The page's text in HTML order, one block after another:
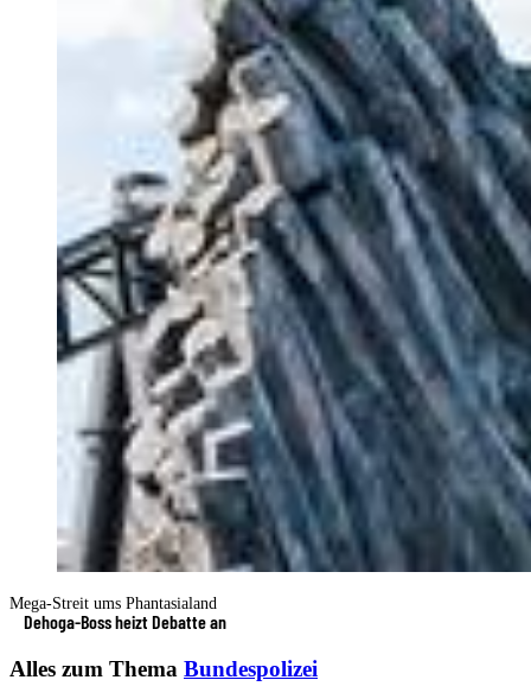
Mega-Streit ums Phantasialand
Dehoga-Boss heizt Debatte an
Alles zum Thema Bundespolizei